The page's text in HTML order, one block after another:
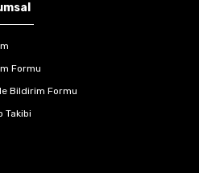
Formu
Bildirim Formu
Takibi